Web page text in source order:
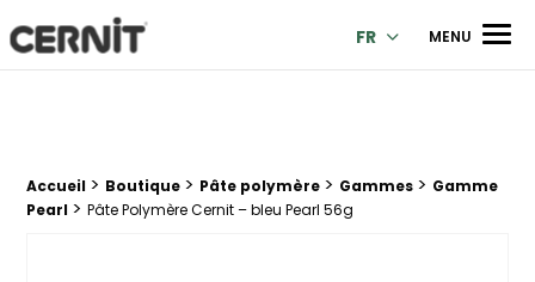
Cernit Une qualité haut de gamme pour des créations
FR MENU
Fil d'Ariane :
Accueil > Boutique > Pâte polymère > Gammes > Gamme
Pearl > Pâte Polymère Cernit – bleu Pearl 56g